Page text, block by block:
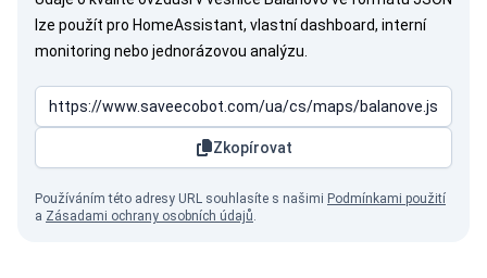
lze použít pro HomeAssistant, vlastní dashboard, interní
monitoring nebo jednorázovou analýzu.
Zkopírovat
Používáním této adresy URL souhlasíte s našimi Podmínkami použití
a Zásadami ochrany osobních údajů.